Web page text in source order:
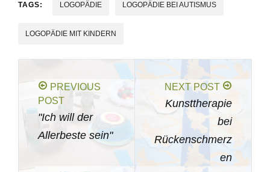
TAGS: LOGOPÄDIE LOGOPÄDIE BEI AUTISMUS
LOGOPÄDIE MIT KINDERN
PREVIOUS
POST
"Ich will der
Allerbeste sein"
NEXT POST
Kunsttherapie
bei
Rückenschmerz
en